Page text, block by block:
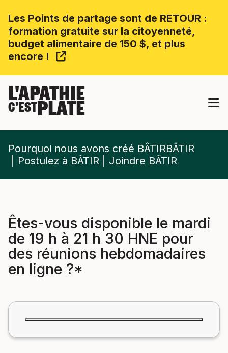
Les Points de partage sont de RETOUR :
formation gratuite sur la citoyenneté,
budget alimentaire de 150 $, et plus
encore !
L'APATHIE
C'ESTPLATE
Pourquoi nous avons créé BÂTIRBÂTIR
Postulez à BÂTIR
Joindre BÂTIR
Êtes-vous disponible le mardi
de 19 h à 21 h 30 HNE pour
des réunions hebdomadaires
en ligne ?*